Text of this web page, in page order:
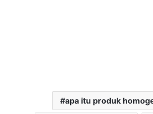
apa itu produk